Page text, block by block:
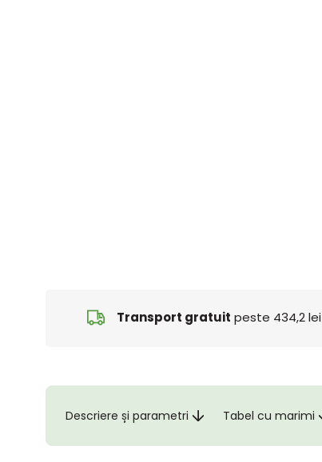
Transport gratuit peste 434,2 lei
Descriere și parametri Tabel cu marimi